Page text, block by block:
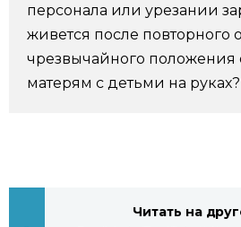
Токио
От редакции
персонала или урезании
живется после повторного
чрезвычайного
матерям с детьми на руках?
Читать на